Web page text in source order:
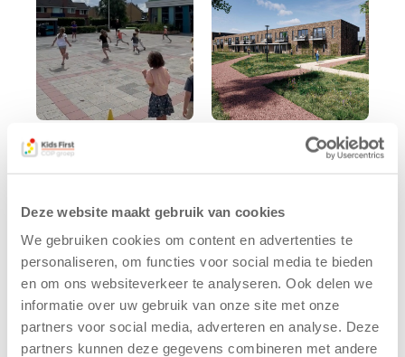
Deze website maakt gebruik van cookies
We gebruiken cookies om content en advertenties te
personaliseren, om functies voor social media te bieden
en om ons websiteverkeer te analyseren. Ook delen we
informatie over uw gebruik van onze site met onze
partners voor social media, adverteren en analyse. Deze
partners kunnen deze gegevens combineren met andere
Kinderen BSO
De
trainen alvast
voor Kids First
Mini 4 Mijl
7 augustus 2026
Eelde, 6 augustus
2026 – Kinderen
tekent
voor nieuw
kindcentrum in
wijk Wiarda in
Leeuwarden
11 juni 2026
Leeuwarden –